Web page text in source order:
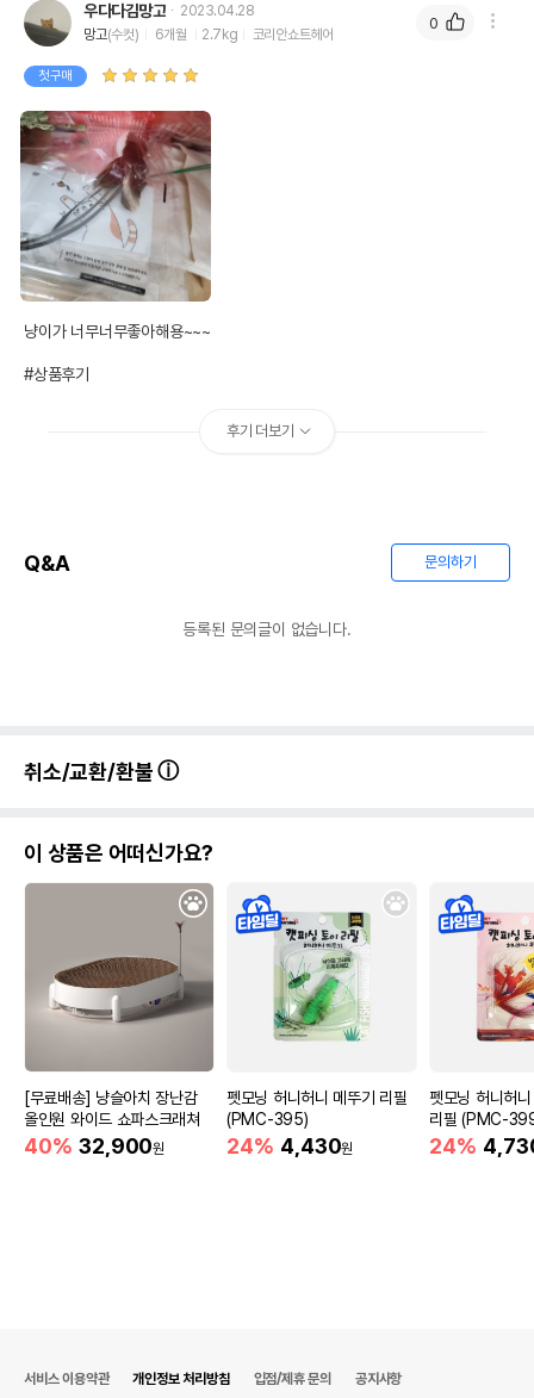
우다다김망고
2023.04.28
망고(수컷) 6개월 2.7kg 코리안쇼트헤어
첫구매
냥이가 너무너무좋아해용~~~
#상품후기
0
후기 더보기
Q&A 문의하기
등록된 문의글이 없습니다.
취소/교환/환불
이 상품은 어떠신가요?
[무료배송] 냥슬아치 장난감
올인원 와이드 쇼파스크래쳐
40% 32,900원
펫모닝 허니허니 메뚜기 리필
(PMC-395)
24% 4,430원
펫모닝 허니허
리필 (PMC-
24%
서비스 이용약관 개인정보 처리방침 입점/제휴 문의 공지사항